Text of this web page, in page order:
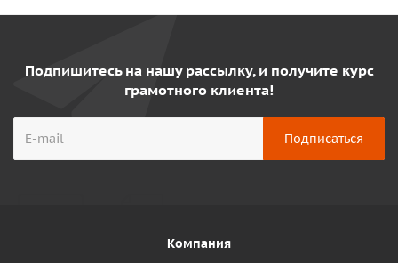
Подпишитесь на нашу рассылку, и получите курс
грамотного клиента!
Компания